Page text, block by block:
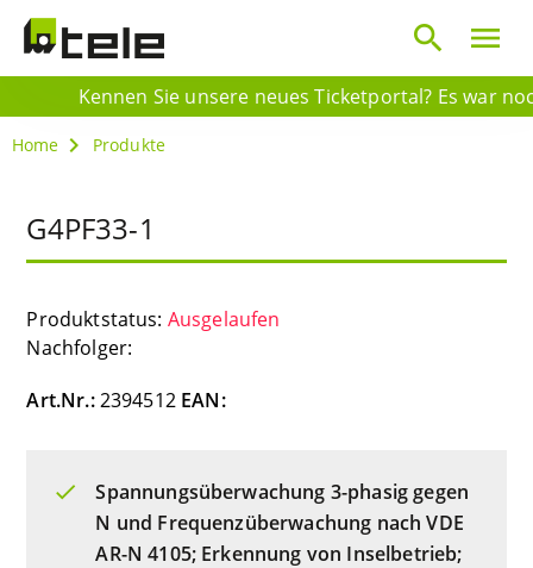
Kennen Sie unsere neues Ticketportal? Es war
menu
search
Home Produkte
G4PF33-1
Produktstatus: Ausgelaufen
Nachfolger:
Art.Nr.:2394512 EAN:
Spannungsüberwachung 3-phasig gegen
N und Frequenzüberwachung nach VDE
AR-N 4105; Erkennung von Inselbetrieb;